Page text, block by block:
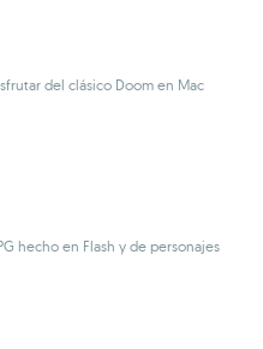
del clásico Doom en Mac
hecho en Flash y de personajes